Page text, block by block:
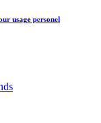
usage personel